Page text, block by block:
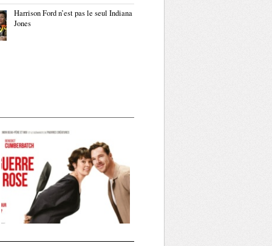
Harrison Ford n’est pas le seul Indiana
Jones